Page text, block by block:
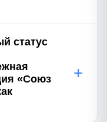
статус
«Союз
+